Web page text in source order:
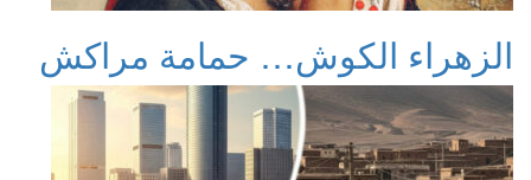
الزهراء الكوش… حمامة مراكش